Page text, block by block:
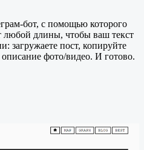
бот, с помощью которого
любой длины, чтобы ваш текст
загружаете пост, копируйте
описание фото/видео. И готово.